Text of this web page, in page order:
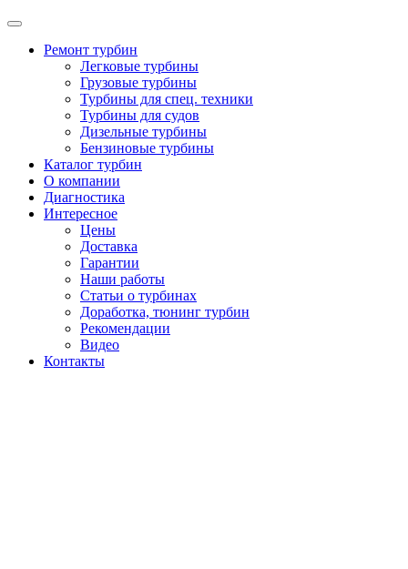
Ремонт турбин
Легковые турбины
Грузовые турбины
Турбины для спец. техники
Турбины для судов
Дизельные турбины
Бензиновые турбины
Каталог турбин
О компании
Диагностика
Интересное
Цены
Доставка
Гарантии
Наши работы
Статьи о турбинах
Доработка, тюнинг турбин
Рекомендации
Видео
Контакты